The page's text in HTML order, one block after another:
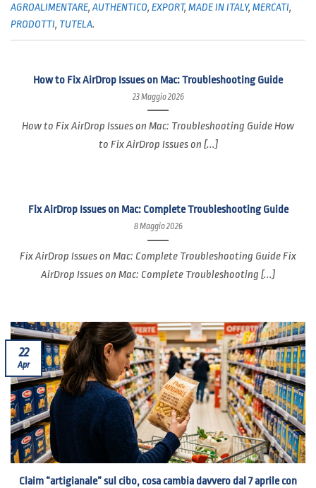
AGROALIMENTARE,AUTHENTICO, EXPORT,MADE IN ITALY, MERCATI,
PRODOTTI, TUTELA.
How to Fix AirDrop Issues on Mac: Troubleshooting Guide
23 Maggio 2026
How to Fix AirDrop Issues on Mac: Troubleshooting Guide How
to Fix AirDrop Issues on [...]
Fix AirDrop Issues on Mac: Complete Troubleshooting Guide
8 Maggio 2026
Fix AirDrop Issues on Mac: Complete Troubleshooting Guide Fix
AirDrop Issues on Mac: Complete Troubleshooting [...]
Claim “artigianale” sul cibo, cosa cambia davvero dal 7 aprile con
22
Apr